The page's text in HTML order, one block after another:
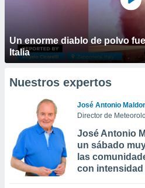
Un enorme diablo de polvo
Italia
Nuestros expertos
José Antonio
Director de
José Antonio
un sábado
las
con intensidad